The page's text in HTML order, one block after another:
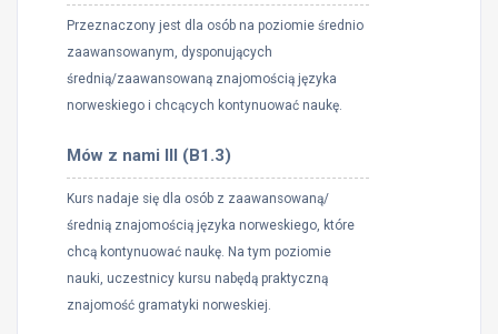
Przeznaczony jest dla osób na poziomie średnio
zaawansowanym, dysponujących
średnią/zaawansowaną znajomością języka
norweskiego i chcących kontynuować naukę.
Mów z nami III (B1.3)
Kurs nadaje się dla osób z zaawansowaną/
średnią znajomością języka norweskiego, które
chcą kontynuować naukę. Na tym poziomie
nauki, uczestnicy kursu nabędą praktyczną
znajomość gramatyki norweskiej.